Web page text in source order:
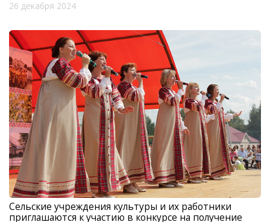
26 декабря 2024
Сельские учреждения культуры и их работники
приглашаются к участию в конкурсе на получение